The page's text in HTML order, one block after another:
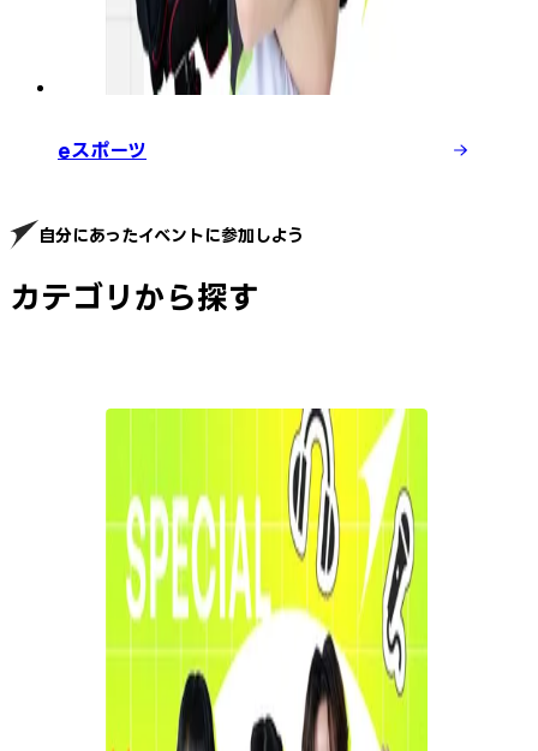
eスポーツ
自分にあったイベントに参加しよう
カテゴリから探す